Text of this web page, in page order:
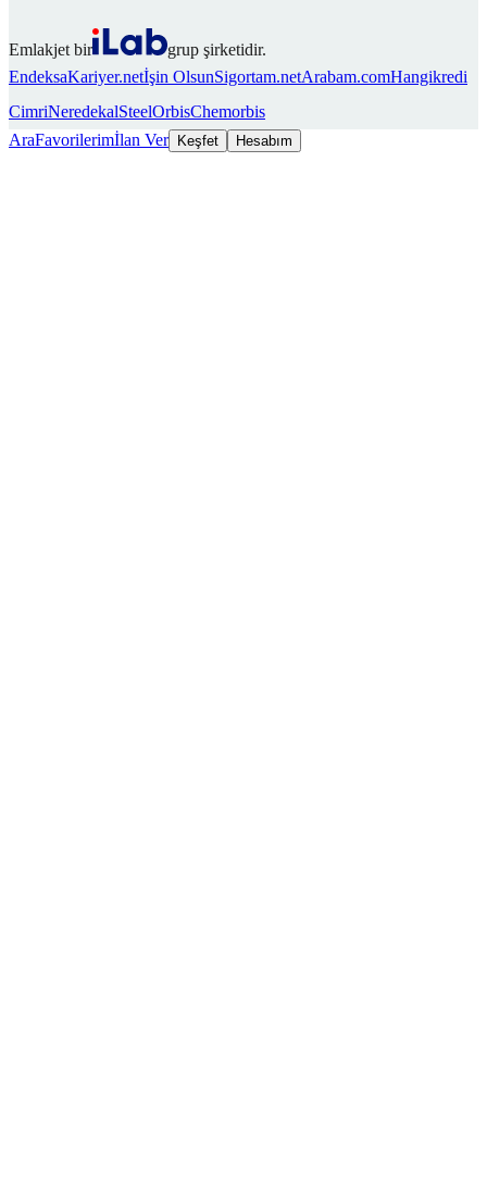
Emlakjet bir
grup şirketidir.
EndeksaKariyer.netİşin OlsunSigortam.netArabam.comHangikredi
CimriNeredekalSteelOrbisChemorbis
AraFavorilerimİlan Ver Keşfet Hesabım